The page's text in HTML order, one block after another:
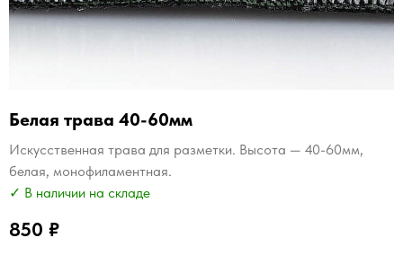
Белая трава 40-60мм
Искусственная трава для разметки. Высота — 40-60мм,
белая, монофиламентная.
✓ В наличии на складе
850 ₽